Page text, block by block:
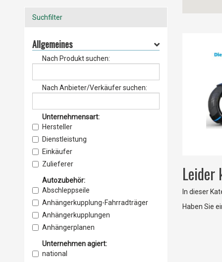
Leider
In dieser
Haben Sie
Suchfilter
Allgemeines
Nach Produkt suchen:
Nach Anbieter/Verkäufer suchen:
Unternehmensart:
Hersteller
Dienstleistung
Einkäufer
Zulieferer
Lieferant
Vertrieb
Service & Wartung
Importeur
Exporteur
Grosshandel
Autozubehör:
Abschleppseile
Anhängerkupplung-Fahrradträger
Anhängerkupplungen
Anhängerplanen
Auto-Fußmatten
Autoleder
Unternehmen agiert:
national